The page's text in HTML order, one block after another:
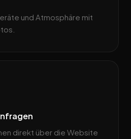
und Atmosphäre mit
direkt über die Website